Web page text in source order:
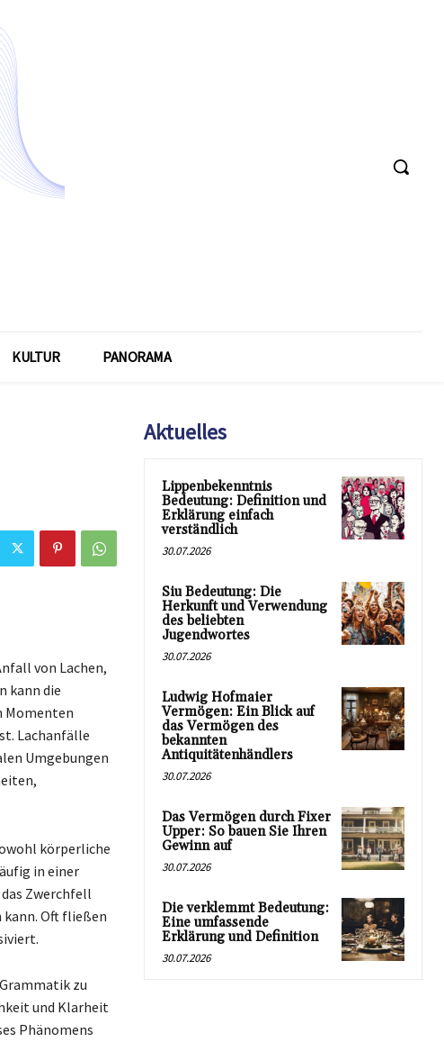
KULTUR PANORAMA
von Lachen,
kann die
Momenten
Lachanfälle
Umgebungen
körperliche
in einer
Zwerchfell
kann. Oft fließen
zu
und Klarheit
Phänomens
Aktuelles
Lippenbekenntnis
Bedeutung: Definition und
Erklärung einfach
verständlich
30.07.2026
Siu Bedeutung: Die
Herkunft und Verwendung
des beliebten
Jugendwortes
30.07.2026
Ludwig Hofmaier
Vermögen: Ein Blick auf
das Vermögen des
bekannten
Antiquitätenhändlers
30.07.2026
Das Vermögen durch Fixer
Upper: So bauen Sie Ihren
Gewinn auf
30.07.2026
Die verklemmt Bedeutung:
Eine umfassende
Erklärung und Definition
30.07.2026